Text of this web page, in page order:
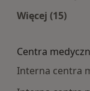
Więcej (15)
Centra
Interna centra